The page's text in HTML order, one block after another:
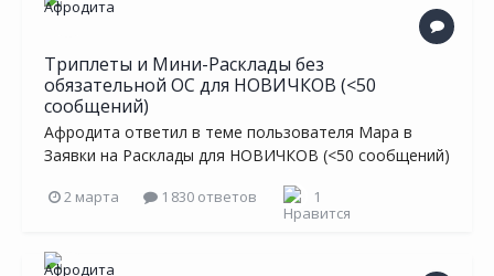
Триплеты и Мини-Расклады без
обязательной ОС для НОВИЧКОВ (<50
сообщений)
Афродита ответил в теме пользователя Мара в
Заявки на Расклады для НОВИЧКОВ (<50 сообщений)
2 марта 1 830 ответов 1